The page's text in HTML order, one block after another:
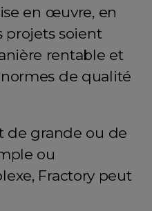
en œuvre, en
projets soient
rentable et
de qualité
de grande ou de
ou
Fractory peut